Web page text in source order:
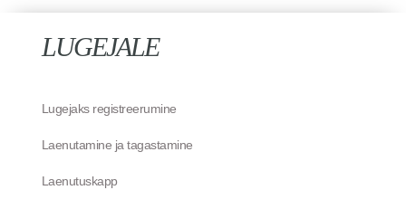
LUGEJALE
Lugejaks registreerumine
Laenutamine ja tagastamine
Laenutuskapp